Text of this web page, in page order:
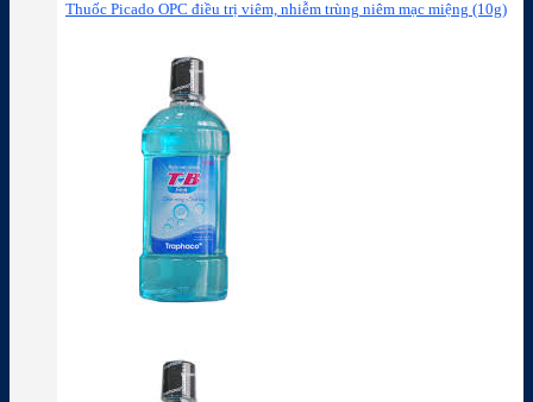
Thuốc Picado OPC điều trị viêm, nhiễm trùng niêm mạc miệng (10g)